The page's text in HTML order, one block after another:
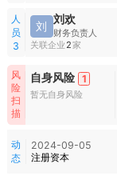
人
员
3
刘 刘欢
财务负责人
关联企业2家
风
险
扫
描
自身风险 1
暂无自身风险
动
态
2024-09-05
注册资本